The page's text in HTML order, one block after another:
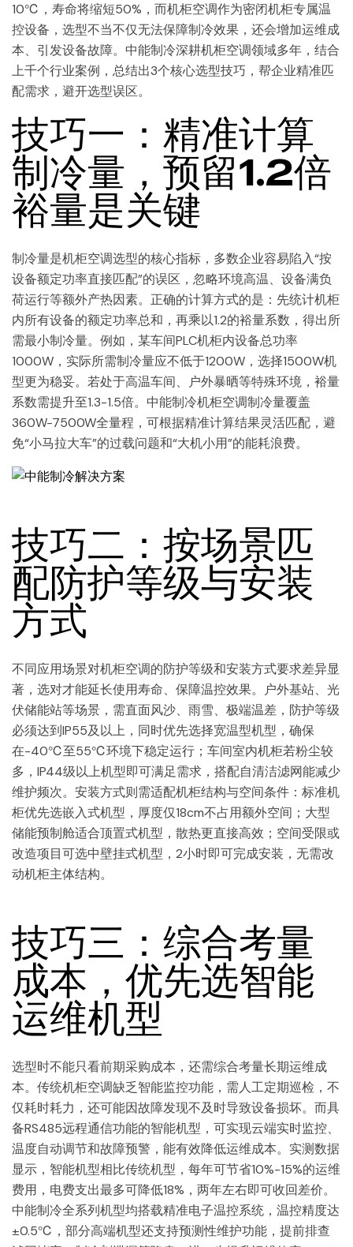
10℃，寿命将缩短50%，而机柜空调作为密闭机柜专属温
控设备，选型不当不仅无法保障制冷效果，还会增加运维成
本、引发设备故障。中能制冷深耕机柜空调领域多年，结合
上千个行业案例，总结出3个核心选型技巧，帮企业精准匹
配需求，避开选型误区。
技巧一：精准计算
制冷量，预留1.2倍
裕量是关键
制冷量是机柜空调选型的核心指标，多数企业容易陷入“按
设备额定功率直接匹配”的误区，忽略环境高温、设备满负
荷运行等额外产热因素。正确的计算方式的是：先统计机柜
内所有设备的额定功率总和，再乘以1.2的裕量系数，得出所
需最小制冷量。例如，某车间PLC机柜内设备总功率
1000W，实际所需制冷量应不低于1200W，选择1500W机
型更为稳妥。若处于高温车间、户外暴晒等特殊环境，裕量
系数需提升至1.3-1.5倍。中能制冷机柜空调制冷量覆盖
360W-7500W全量程，可根据精准计算结果灵活匹配，避
免“小马拉大车”的过载问题和“大机小用”的能耗浪费。
技巧二：按场景匹
配防护等级与安装
方式
不同应用场景对机柜空调的防护等级和安装方式要求差异显
著，选对才能延长使用寿命、保障温控效果。户外基站、光
伏储能站等场景，需直面风沙、雨雪、极端温差，防护等级
必须达到IP55及以上，同时优先选择宽温型机型，确保
在-40℃至55℃环境下稳定运行；车间室内机柜若粉尘较
多，IP44级以上机型即可满足需求，搭配自清洁滤网能减少
维护频次。安装方式则需适配机柜结构与空间条件：标准机
柜优先选嵌入式机型，厚度仅18cm不占用额外空间；大型
储能预制舱适合顶置式机型，散热更直接高效；空间受限或
改造项目可选中壁挂式机型，2小时即可完成安装，无需改
动机柜主体结构。
技巧三：综合考量
成本，优先选智能
运维机型
选型时不能只看前期采购成本，还需综合考量长期运维成
本。传统机柜空调缺乏智能监控功能，需人工定期巡检，不
仅耗时耗力，还可能因故障发现不及时导致设备损坏。而具
备RS485远程通信功能的智能机型，可实现云端实时监控、
温度自动调节和故障预警，能有效降低运维成本。实测数据
显示，智能机型相比传统机型，每年可节省10%-15%的运维
费用，电费支出最多可降低18%，两年左右即可收回差价。
中能制冷全系列机型均搭载精准电子温控系统，温控精度达
±0.5℃，部分高端机型还支持预测性维护功能，提前排查